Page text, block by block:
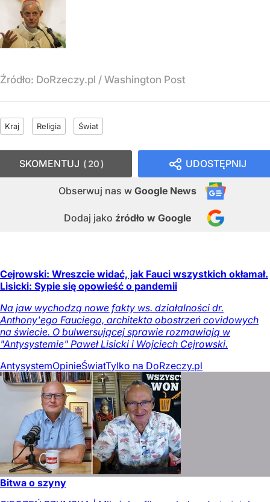
Źródło: DoRzeczy.pl / Washington Post
Kraj Religia Świat
UDOSTĘPNIJ
Obserwuj nas w Google News
Dodaj jako źródło w Google
SKOMENTUJ 20
Cejrowski: Wreszcie widać, jak Fauci wszystkich okłamał.
Lisicki: Sypie się opowieść o pandemii
Na jaw wychodzą nowe fakty ws. działalności dr.
Anthony'ego Fauciego, architekta obostrzeń covidowych
na świecie. O bulwersującej sprawie rozmawiają w
"Antysystemie" Paweł Lisicki i Wojciech Cejrowski.
AntysystemOpinieŚwiatTylko na DoRzeczy.pl
Bitwa o szyny